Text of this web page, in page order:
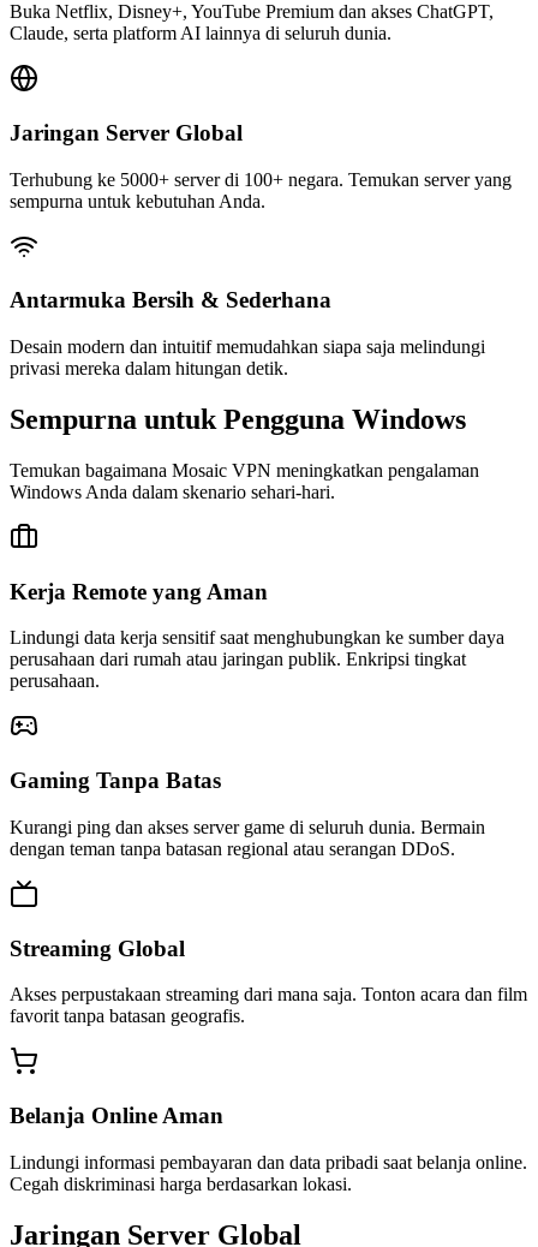
Buka Netflix, Disney+, YouTube Premium dan akses ChatGPT,
Claude, serta platform AI lainnya di seluruh dunia.
Jaringan Server Global
Terhubung ke 5000+ server di 100+ negara. Temukan server yang
sempurna untuk kebutuhan Anda.
Antarmuka Bersih & Sederhana
Desain modern dan intuitif memudahkan siapa saja melindungi
privasi mereka dalam hitungan detik.
Sempurna untuk Pengguna Windows
Temukan bagaimana Mosaic VPN meningkatkan pengalaman
Windows Anda dalam skenario sehari-hari.
Kerja Remote yang Aman
Lindungi data kerja sensitif saat menghubungkan ke sumber daya
perusahaan dari rumah atau jaringan publik. Enkripsi tingkat
perusahaan.
Gaming Tanpa Batas
Kurangi ping dan akses server game di seluruh dunia. Bermain
dengan teman tanpa batasan regional atau serangan DDoS.
Streaming Global
Akses perpustakaan streaming dari mana saja. Tonton acara dan film
favorit tanpa batasan geografis.
Belanja Online Aman
Lindungi informasi pembayaran dan data pribadi saat belanja online.
Cegah diskriminasi harga berdasarkan lokasi.
Jaringan Server Global